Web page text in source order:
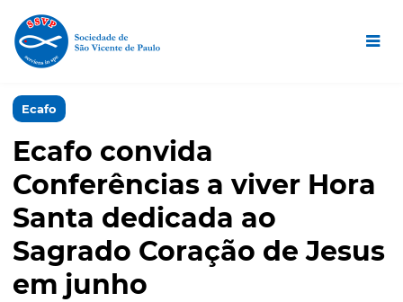
Ecafo
Ecafo convida
Conferências a viver Hora
Santa dedicada ao
Sagrado Coração de Jesus
em junho